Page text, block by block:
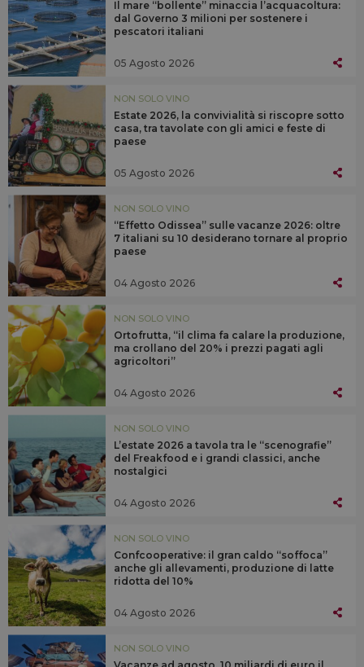
Il mare “bollente” minaccia l’acquacoltura:
dal Governo 3 milioni per sostenere i
pescatori italiani
05 Agosto 2026
NON SOLO VINO
Estate 2026, la convivialità si riscopre sotto
casa, tra tavolate con gli amici e feste di
paese
05 Agosto 2026
NON SOLO VINO
“Effetto Odissea” sulle vacanze 2026: oltre
7 italiani su 10 desiderano tornare al proprio
paese
04 Agosto 2026
NON SOLO VINO
Ortofrutta, “il clima fa calare la produzione,
ma crollano del 20% i prezzi pagati agli
agricoltori”
04 Agosto 2026
NON SOLO VINO
L’estate 2026 a tavola tra le “scenografie”
del Freakfood e i grandi classici, anche
nostalgici
04 Agosto 2026
NON SOLO VINO
Confcooperative: il gran caldo “soffoca”
anche gli allevamenti, produzione di latte
ridotta del 10%
04 Agosto 2026
NON SOLO VINO